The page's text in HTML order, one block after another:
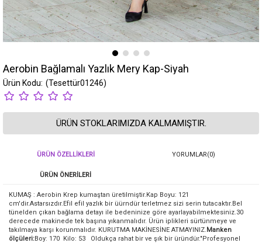
Aerobin Bağlamalı Yazlık Mery Kap-Siyah
(Tesettür01246)
ÜRÜN STOKLARIMIZDA KALMAMIŞTIR.
ÜRÜN ÖZELLIKLERI YORUMLAR(0)
ÜRÜN ÖNERILERI
KUMAŞ : Aerobin Krep kumaştan üretilmiştir.Kap Boyu: 121
cm'dir.Astarsızdır.Efil efil yazlık bir üürndür terletmez sizi serin tutacaktır.Bel
tünelden çıkan bağlama detayı ile bedeninize göre ayarlayabilmektesiniz.30
derecede makinede tek başına yıkanmalıdır. Ürün iplikleri sürtünmeye ve
takılmaya karşı korunmalıdır. KURUTMA MAKİNESİNE ATMAYINIZ.Manken
ölçüleri:Boy: 170 Kilo: 53 Oldukça rahat bir ve şık bir üründür."Profesyonel